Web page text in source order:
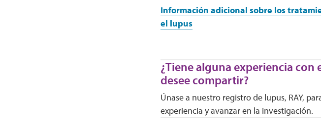
Información adicional sobre los
el lupus
¿Tiene alguna experiencia con
desee compartir?
Únase a nuestro registro de lupus, RAY,
experiencia y avanzar en la investigación.